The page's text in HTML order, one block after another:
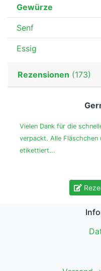
Gewürze
Senf
Essig
Rezensionen (173)
Vielen Dank für die
verpackt. Alle Fläschchen
etikettiert...